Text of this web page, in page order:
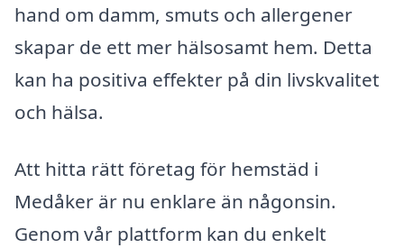
hand om damm, smuts och allergener
skapar de ett mer hälsosamt hem. Detta
kan ha positiva effekter på din livskvalitet
och hälsa.
Att hitta rätt företag för hemstäd i
Medåker är nu enklare än någonsin.
Genom vår plattform kan du enkelt